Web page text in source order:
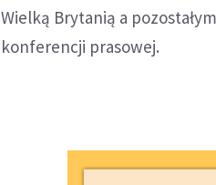
Wielką Brytanią a
konferencji prasowej.